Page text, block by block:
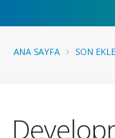
ANA SAYFA SON